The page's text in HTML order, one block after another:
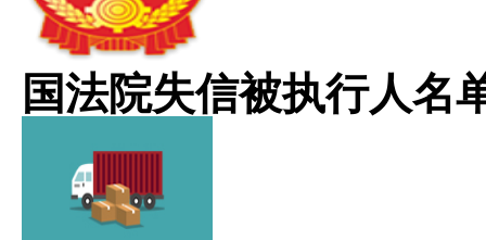
国法院失信被执行人名